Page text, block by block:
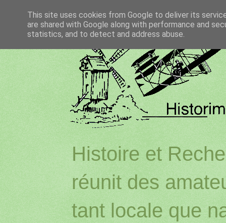
Histoire et
réunit des
tant locale que
This site uses cookies from Google to deliver its
are shared with Google along with performance and
statistics, and to detect and address abuse.